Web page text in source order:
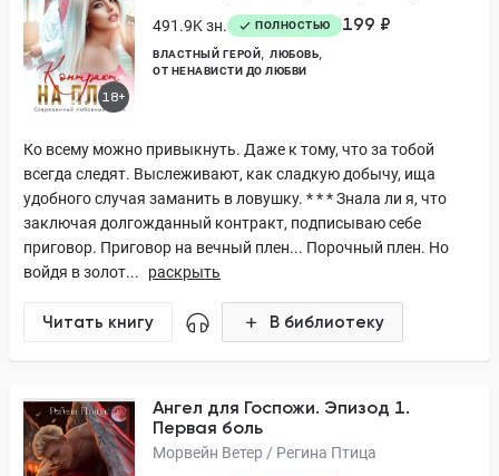
18+
491.9K зн.
ПОЛНОСТЬЮ 199 ₽
ВЛАСТНЫЙ ГЕРОЙ
ЛЮБОВЬ
ОТ НЕНАВИСТИ ДО ЛЮБВИ
Ко всему можно привыкнуть. Даже к тому, что за тобой
всегда следят. Выслеживают, как сладкую добычу, ища
удобного случая заманить в ловушку. * * * Знала ли я, что
заключая долгожданный контракт, подписываю себе
приговор. Приговор на вечный плен... Порочный плен. Но
войдя в золот...
раскрыть
Читать книгу В библиотеку
Ангел для Госпожи. Эпизод 1.
Первая боль
Морвейн Ветер / Регина Птица